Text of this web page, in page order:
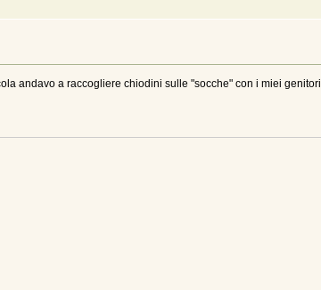
andavo a raccogliere chiodini sulle "socche" con i miei genitori.